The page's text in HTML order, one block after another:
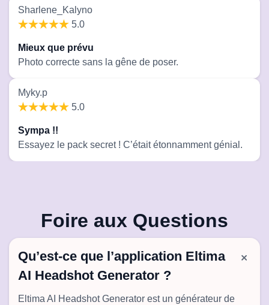
Sharlene_Kalyno
5.0
Mieux que prévu
Photo correcte sans la gêne de poser.
Myky.p
5.0
Sympa !!
Essayez le pack secret ! C’était étonnamment génial.
Foire aux Questions
Qu’est-ce que l’application Eltima
AI Headshot Generator ?
Eltima AI Headshot Generator est un générateur de